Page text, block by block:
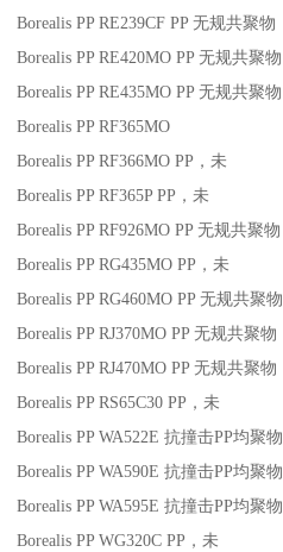
Borealis PP RE239CF PP无规共聚物
Borealis PP RE420MO PP无规共聚物
Borealis PP RE435MO PP无规共聚物
Borealis PP RF365MO
Borealis PP RF366MO PP ，未
Borealis PP RF365P PP ，未
Borealis PP RF926MO PP无规共聚物
Borealis PP RG435MO PP ，未
Borealis PP RG460MO PP无规共聚物
Borealis PP RJ370MO PP无规共聚物
Borealis PP RJ470MO PP无规共聚物
Borealis PP RS65C30 PP ，未
Borealis PP WA522E 抗撞击PP均聚物
Borealis PP WA590E 抗撞击PP均聚物
Borealis PP WA595E 抗撞击PP均聚物
Borealis PP WG320C PP ，未